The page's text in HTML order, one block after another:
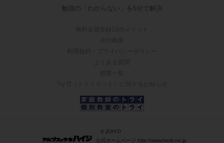
勉強の「わからない」を5分で解決
© ZUIYO
公式ホームページ http://www.heidi.ne.jp